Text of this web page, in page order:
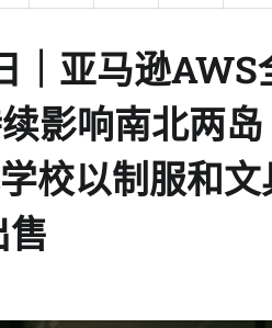
｜亚马逊AWS
影响南北两岛
校以制服和文